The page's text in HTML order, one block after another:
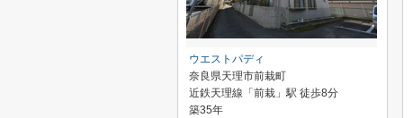
ウエストパディ
奈良県天理市前栽町
近鉄天理線「前栽」駅 徒歩8分
築35年